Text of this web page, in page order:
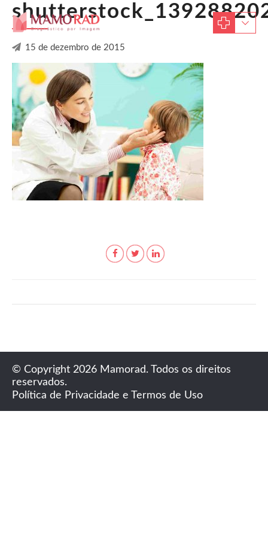
15 de dezembro de 2015
© Copyright 2026 Mamorad. Todos os direitos
reservados.
Política de Privacidade e Termos de Uso